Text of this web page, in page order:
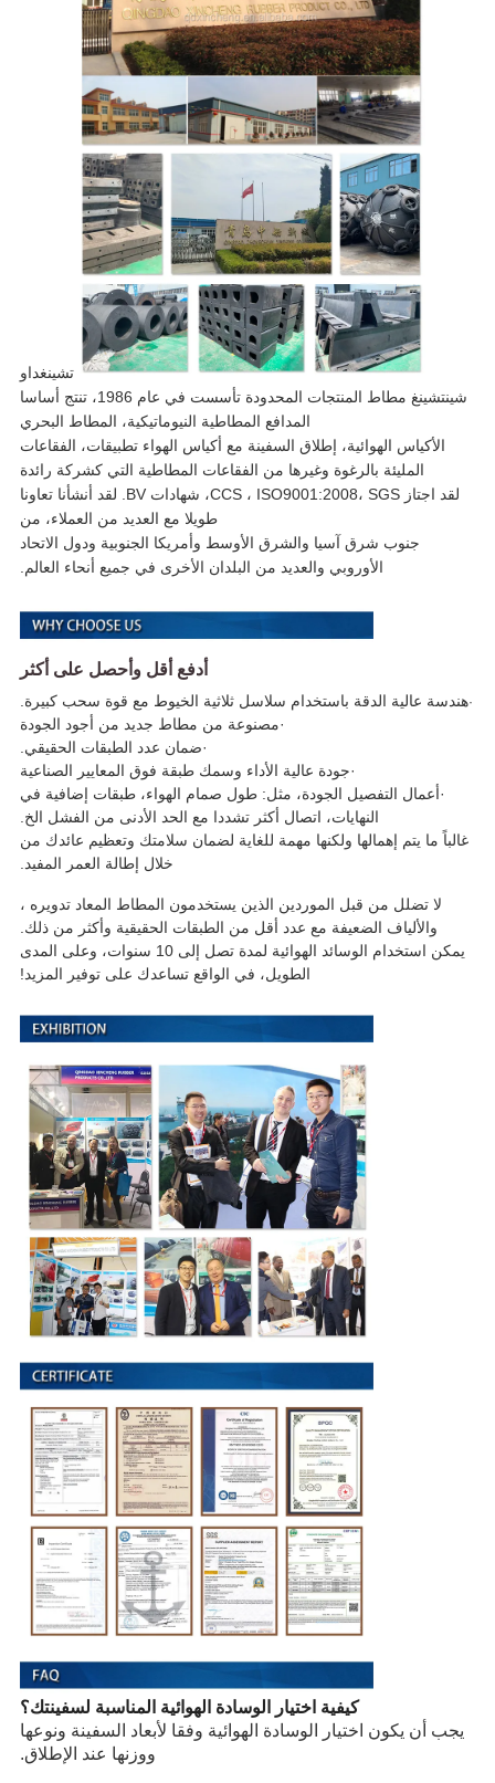
تشينغداو
شينتشينغ مطاط المنتجات المحدودة تأسست في عام 1986، تنتج أساسا
المدافع المطاطية النيوماتيكية، المطاط البحري
الأكياس الهوائية، إطلاق السفينة مع أكياس الهواء تطبيقات، الفقاعات
المليئة بالرغوة وغيرها من الفقاعات المطاطية التي كشركة رائدة
لقد اجتاز CCS ، ISO9001:2008، SGS، شهادات BV. لقد أنشأنا تعاونا
طويلا مع العديد من العملاء، من
جنوب شرق آسيا والشرق الأوسط وأمريكا الجنوبية ودول الاتحاد
الأوروبي والعديد من البلدان الأخرى في جميع أنحاء العالم.
أدفع أقل وأحصل على أكثر
·هندسة عالية الدقة باستخدام سلاسل ثلاثية الخيوط مع قوة سحب كبيرة.
·مصنوعة من مطاط جديد من أجود الجودة
·ضمان عدد الطبقات الحقيقي.
·جودة عالية الأداء وسمك طبقة فوق المعايير الصناعية
·أعمال التفصيل الجودة، مثل: طول صمام الهواء، طبقات إضافية في
النهايات، اتصال أكثر تشددا مع الحد الأدنى من الفشل الخ.
غالباً ما يتم إهمالها ولكنها مهمة للغاية لضمان سلامتك وتعظيم عائدك من
خلال إطالة العمر المفيد.
لا تضلل من قبل الموردين الذين يستخدمون المطاط المعاد تدويره ،
والألياف الضعيفة مع عدد أقل من الطبقات الحقيقية وأكثر من ذلك.
يمكن استخدام الوسائد الهوائية لمدة تصل إلى 10 سنوات، وعلى المدى
الطويل، في الواقع تساعدك على توفير المزيد!
كيفية اختيار الوسادة الهوائية المناسبة لسفينتك؟
يجب أن يكون اختيار الوسادة الهوائية وفقا لأبعاد السفينة ونوعها
ووزنها عند الإطلاق.